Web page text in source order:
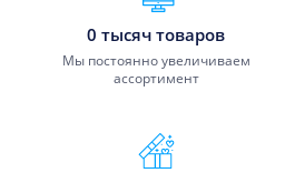
0 тысяч товаров
Мы постоянно увеличиваем
ассортимент